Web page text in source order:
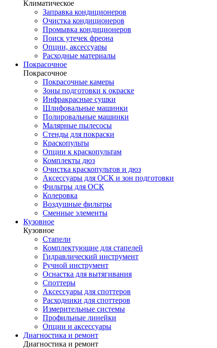
Климатическое
Заправка кондиционеров
Очистка кондиционеров
Промывка кондиционеров
Поиск утечек фреона
Опции, аксессуары
Расходные материалы
Покрасочное
Покрасочное
Покрасочные камеры
Зоны подготовки к окраске
Инфракрасные сушки
Шлифовальные машинки
Полировальные машинки
Малярные пылесосы
Стенды для покраски
Краскопульты
Опции к краскопультам
Комплекты дюз
Очистка краскопультов и дюз
Аксессуары для ОСК и зон подготовки
Фильтры для ОСК
Колеровка
Воздушные фильтры
Сменные элементы
Кузовное
Кузовное
Стапели
Комплектующие для стапелей
Гидравлический инструмент
Ручной инструмент
Оснастка для вытягивания
Споттеры
Аксессуары для споттеров
Расходники для споттеров
Измерительные системы
Профильные линейки
Опции и аксессуары
Диагностика и ремонт
Диагностика и ремонт